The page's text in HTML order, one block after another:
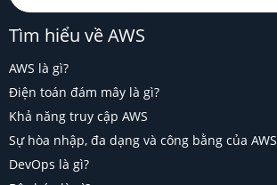
Tìm hiểu về AWS
AWS là gì?
Điện toán đám mây là gì?
Khả năng truy cập AWS
Sự hòa nhập, đa dạng và công bằng của AWS
DevOps là gì?